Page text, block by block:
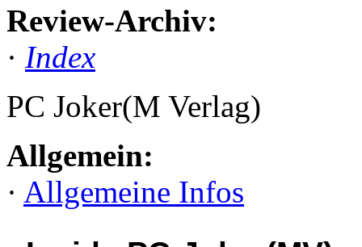
Review-Archiv:
· Index
PC Joker(M Verlag)
Allgemein:
· Allgemeine Infos